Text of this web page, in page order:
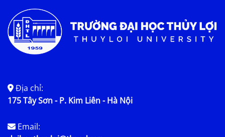
Địa chỉ:
175 Tây Sơn - P. Kim Liên - Hà Nội
Email: